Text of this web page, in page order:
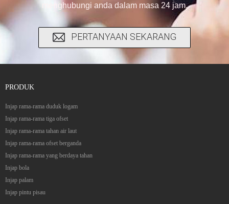
menghubungi anda dalam masa 24 jam.
PERTANYAAN SEKARANG
PRODUK
Injap rama-rama duduk logam
Injap rama-rama tiga ofset
Injap rama-rama tahan air laut
Injap rama-rama ofset berganda
Injap rama-rama yang berdaya tahan
Injap bola
Injap palam
Injap pintu pisau